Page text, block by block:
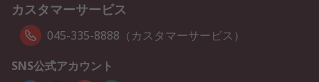
カスタマーサービス
045-335-8888（カスタマーサービス）
SNS公式アカウント